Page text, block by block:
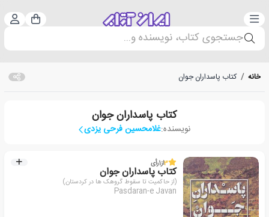
دسته‌بندی سبد
جستجوی کتاب، نویسنده و...
خانه / کتاب پاسداران جوان
کتاب پاسداران جوان
نویسنده:غلامحسین فرحی یزدی
3از1رأی
کتاب پاسداران جوان
(از حاکمیت تا سقوط گروهک ها در کردستان)
Pasdaran-e Javan